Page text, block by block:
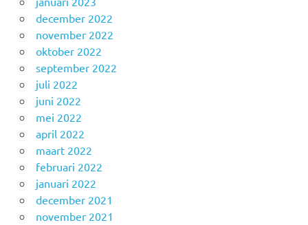
december 2022
november 2022
oktober 2022
september 2022
juli 2022
juni 2022
mei 2022
april 2022
maart 2022
februari 2022
januari 2022
december 2021
november 2021